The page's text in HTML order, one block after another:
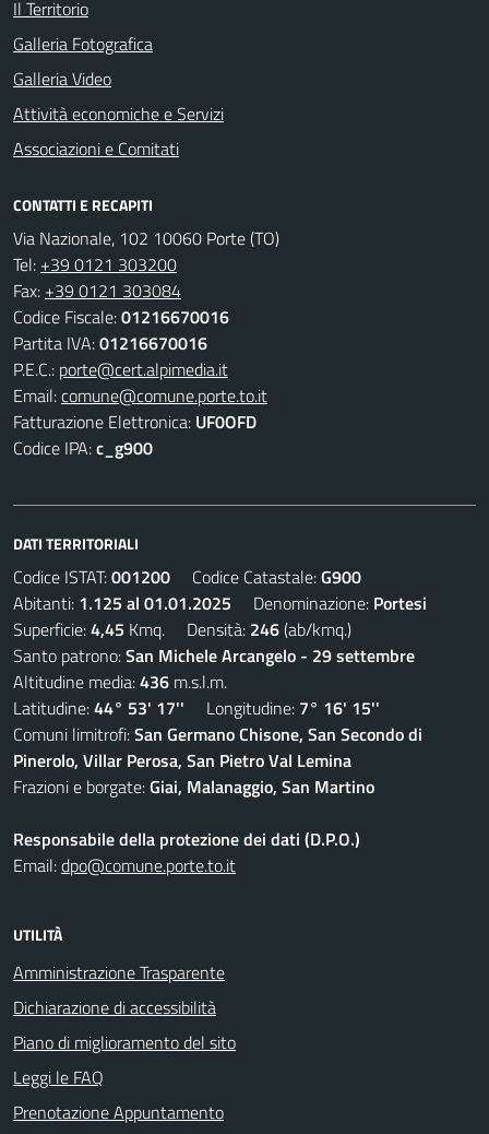
Il Territorio
Galleria Fotografica
Galleria Video
Attività economiche e Servizi
Associazioni e Comitati
CONTATTI E RECAPITI
Via Nazionale, 102 10060 Porte (TO)
Tel: +39 0121 303200
Fax: +39 0121 303084
Codice Fiscale:01216670016
Partita IVA:01216670016
P.E.C.: porte@cert.alpimedia.it
Email:comune@comune.porte.to.it
Fatturazione Elettronica: UF0OFD
Codice IPA:c_g900
DATI TERRITORIALI
Codice ISTAT:001200 Codice Catastale:G900
Abitanti: 1.125 al 01.01.2025 Denominazione: Portesi
Superficie:4,45 Kmq. Densità: 246(ab/kmq.)
Santo patrono:San Michele Arcangelo - 29 settembre
Altitudine media:436 m.s.l.m.
Latitudine:44° 53' 17'' Longitudine: 7° 16' 15''
Comuni limitrofi:San Germano Chisone, San Secondo di
Pinerolo, Villar Perosa, San Pietro Val Lemina
Frazioni e borgate:Giai, Malanaggio, San Martino
Responsabile della protezione dei dati (D.P.O.)
Email:dpo@comune.porte.to.it
UTILITÀ
Amministrazione Trasparente
Dichiarazione di accessibilità
Piano di miglioramento del sito
Leggi le FAQ
Prenotazione Appuntamento